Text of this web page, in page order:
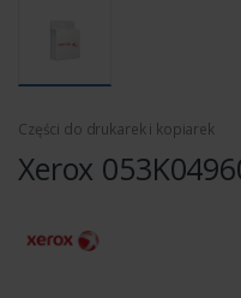
Części do drukarek i kopiarek
Xerox